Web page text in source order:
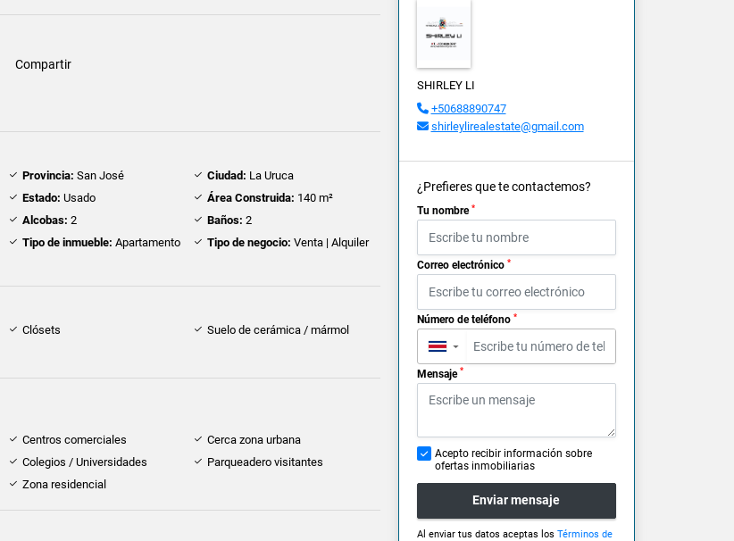
Compartir
Provincia: San José Ciudad: La Uruca
Estado: Usado Área Construida: 140 m²
Alcobas: 2 Baños: 2
Tipo de inmueble: Apartamento Tipo de negocio: Venta | Alquiler
Clósets
Suelo de cerámica / mármol
Centros comerciales
Cerca zona urbana
Colegios / Universidades
Parqueadero visitantes
Zona residencial
SHIRLEY LI
+50688890747
shirleylirealestate@gmail.com
¿Prefieres que te contactemos?
Tu nombre *
Correo electrónico *
Número de teléfono *
▼
Mensaje *
Acepto recibir información sobre
ofertas inmobiliarias
Enviar mensaje
Al enviar tus datos aceptas los Términos de